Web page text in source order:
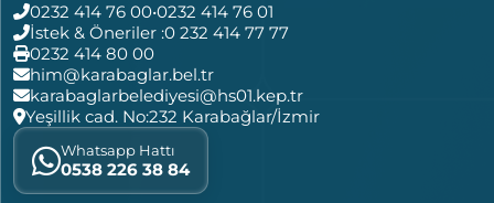
0232 414 76 00•0232 414 76 01
İstek & Öneriler :0 232 414 77 77
0232 414 80 00
him@karabaglar.bel.tr
karabaglarbelediyesi@hs01.kep.tr
Yeşillik cad. No:232 Karabağlar/İzmir
Whatsapp Hattı
0538 226 38 84